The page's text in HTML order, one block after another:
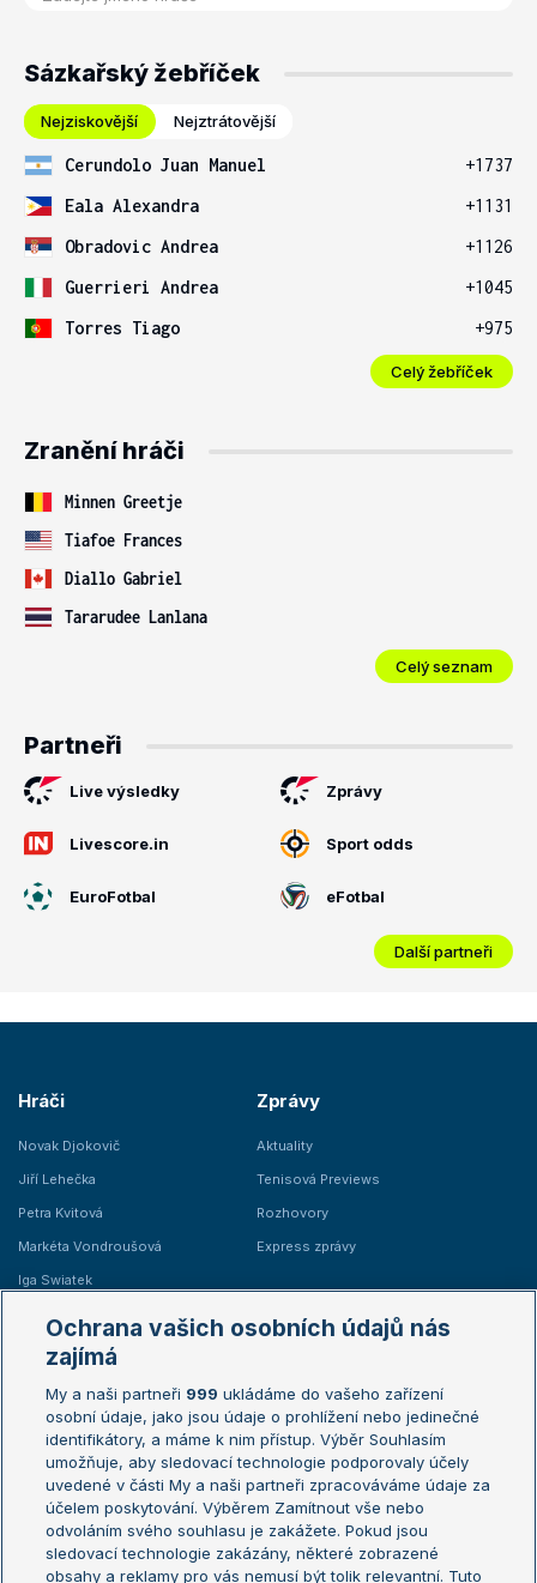
Sázkařský žebříček
Nejziskovější Nejztrátovější
Cerundolo Juan Manuel
+1737
Eala Alexandra
+1131
Obradovic Andrea
+1126
Guerrieri Andrea
+1045
Torres Tiago
+975
Celý žebříček
Zranění hráči
Minnen Greetje
Tiafoe Frances
Diallo Gabriel
Tararudee Lanlana
Celý seznam
Partneři
Live výsledky Zprávy
Livescore.in Sport odds
EuroFotbal eFotbal
Další partneři
Hráči
Novak Djokovič
Jiří Lehečka
Petra Kvitová
Markéta Vondroušová
Iga Swiatek
Zprávy
Aktuality
Tenisová Previews
Rozhovory
Express zprávy
Žebříčky
Žebříček ATP (muži)
Žebříček WTA (ženy)
Sázkařský žebříček
Australian Open
French Open
Wimbledon
US Open
Turnaj mistrů
Turnaj mistryň
Ochrana vašich osobních údajů nás
zajímá
My a naši partneři 999 ukládáme do vašeho zařízení
osobní údaje, jako jsou údaje o prohlížení nebo jedinečné
identifikátory, a máme k nim přístup. Výběr Souhlasím
umožňuje, aby sledovací technologie podporovaly účely
uvedené v části My a naši partneři zpracováváme údaje za
účelem poskytování. Výběrem Zamítnout vše nebo
odvoláním svého souhlasu je zakážete. Pokud jsou
sledovací technologie zakázány, některé zobrazené
obsahy a reklamy pro vás nemusí být tolik relevantní. Tuto